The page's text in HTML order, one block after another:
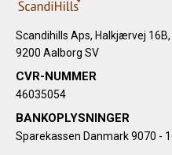
Scandihills Aps, Halkjærvej 16B,
9200 Aalborg SV
CVR-NUMMER
46035054
BANKOPLYSNINGER
Sparekassen Danmark 9070 -